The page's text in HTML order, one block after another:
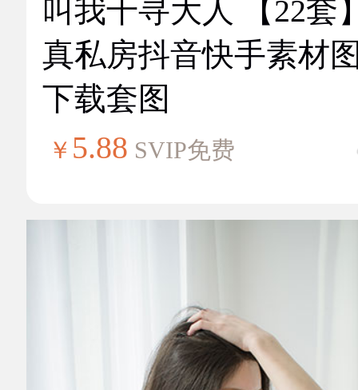
叫我千寻大人 【22套
真私房抖音快手素材
下载套图
￥ 5.88 SVIP免费